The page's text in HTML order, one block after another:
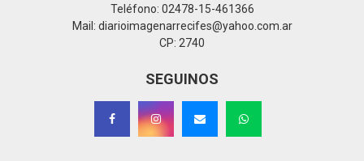
Teléfono: 02478-15-461366
Mail: diarioimagenarrecifes@yahoo.com.ar
CP: 2740
SEGUINOS